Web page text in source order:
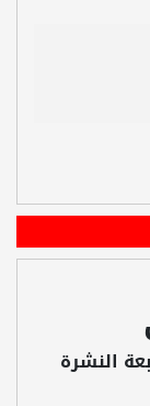
النشرة